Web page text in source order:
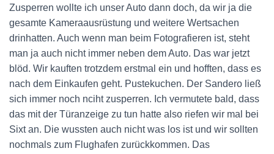
Zusperren wollte ich unser Auto dann doch, da wir ja die
gesamte Kameraausrüstung und weitere Wertsachen
drinhatten. Auch wenn man beim Fotografieren ist, steht
man ja auch nicht immer neben dem Auto. Das war jetzt
blöd. Wir kauften trotzdem erstmal ein und hofften, dass es
nach dem Einkaufen geht. Pustekuchen. Der Sandero ließ
sich immer noch nciht zusperren. Ich vermutete bald, dass
das mit der Türanzeige zu tun hatte also riefen wir mal bei
Sixt an. Die wussten auch nicht was los ist und wir sollten
nochmals zum Flughafen zurückkommen. Das